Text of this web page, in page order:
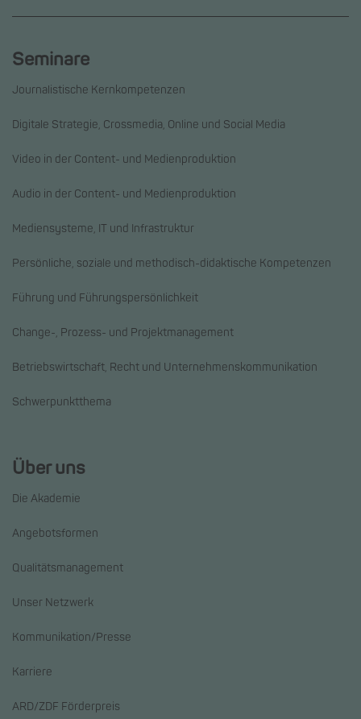
Seminare
Journalistische Kernkompetenzen
Digitale Strategie, Crossmedia, Online und Social Media
Video in der Content- und Medienproduktion
Audio in der Content- und Medienproduktion
Mediensysteme, IT und Infrastruktur
Persönliche, soziale und methodisch-didaktische Kompetenzen
Führung und Führungspersönlichkeit
Change-, Prozess- und Projektmanagement
Betriebswirtschaft, Recht und Unternehmenskommunikation
Schwerpunktthema
Über uns
Die Akademie
Angebotsformen
Qualitätsmanagement
Unser Netzwerk
Kommunikation/Presse
Karriere
ARD/ZDF Förderpreis